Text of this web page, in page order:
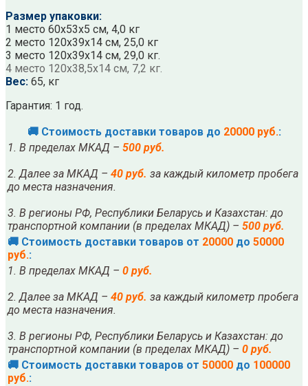
Размер упаковки:
1 место 60х53х5 см, 4,0 кг
2 место 120х39х14 см, 25,0 кг
3 место 120х39х14 см, 29,0 кг.
4 место 120х38,5х14 см, 7,2 кг.
Вес: 65, кг
Гарантия: 1 год.
🚚 Стоимость доставки товаров до 20000 руб.:
1. В пределах МКАД – 500 руб.
2. Далее за МКАД – 40 руб. за каждый километр пробега
до места назначения.
3. В регионы РФ, Республики Беларусь и Казахстан: до
транспортной компании (в пределах МКАД) – 500 руб.
🚚 Стоимость доставки товаров от 20000 до 50000
руб.:
1. В пределах МКАД – 0 руб.
2. Далее за МКАД – 40 руб. за каждый километр пробега
до места назначения.
3. В регионы РФ, Республики Беларусь и Казахстан: до
транспортной компании (в пределах МКАД) – 0 руб.
🚚 Стоимость доставки товаров от 50000 до 100000
руб.: